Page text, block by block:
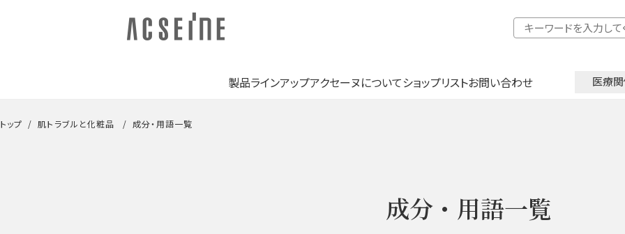
製品ラインアップアクセーヌについてショップリストお問い合わせ 医療
トップ 肌トラブルと化粧品 成分・用語一覧
成分・用語一覧